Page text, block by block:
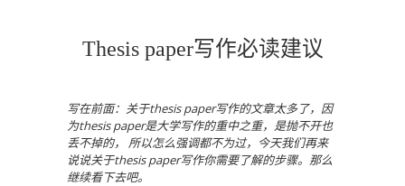
Thesis paper写作必读建议
写在前面：关于thesis paper写作的文章太多了，因
为thesis paper是大学写作的重中之重，是抛不开也
丢不掉的， 所以怎么强调都不为过，今天我们再来
说说关于thesis paper写作你需要了解的步骤。那么
继续看下去吧。